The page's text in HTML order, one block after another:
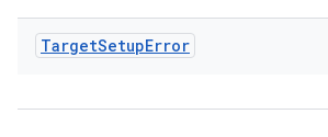
TargetSetupError